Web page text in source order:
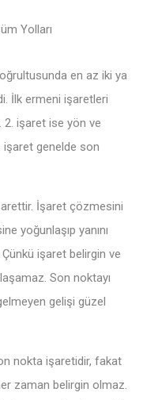
en az iki ya
İlk ermeni işaretleri
2. işaret ise yön ve
genelde son
İşaret çözmesini
yoğunlaşıp yanını
işaret belirgin ve
Son noktayı
gelişi güzel
nokta işaretidir, fakat
zaman belirgin olmaz.